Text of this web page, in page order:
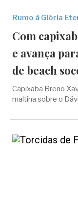
Rumo à Glória
Com
e avança
de beach
Capixaba Breno
maltina sobre o